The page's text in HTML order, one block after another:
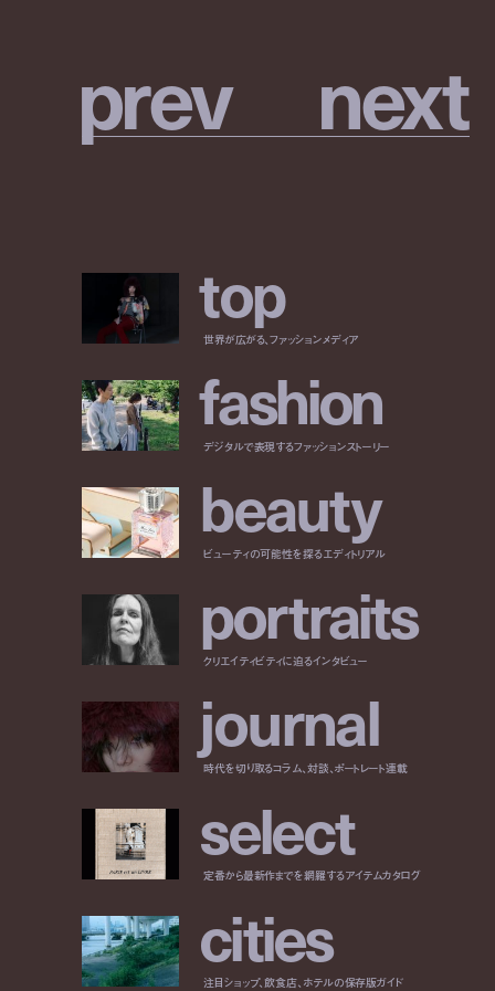
prev next
top
世界が広がる、ファッションメディア
fashion
デジタルで表現するファッションストーリー
beauty
ビューティの可能性を探るエディトリアル
portraits
クリエイティビティに迫るインタビュー
journal
時代を切り取るコラム、対談、ポートレート連載
select
定番から最新作までを網羅するアイテムカタログ
cities
注目ショップ、飲食店、ホテルの保存版ガイド